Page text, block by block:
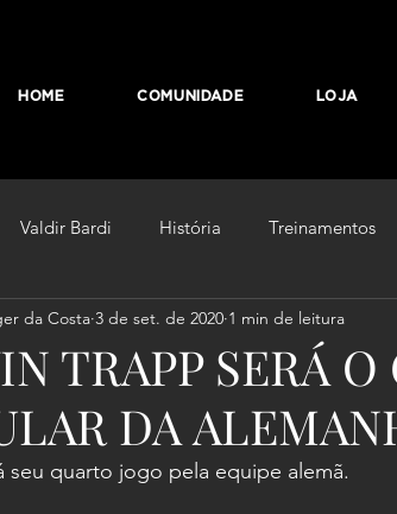
HOME COMUNIDADE LOJA
Valdir Bardi História Treinamentos
Feminino De Olho Na Luva
TRAPP SERÁ
DA
da Costa 3 de set. de 2020 1 min de leitura
seu quarto jogo pela equipe alemã.